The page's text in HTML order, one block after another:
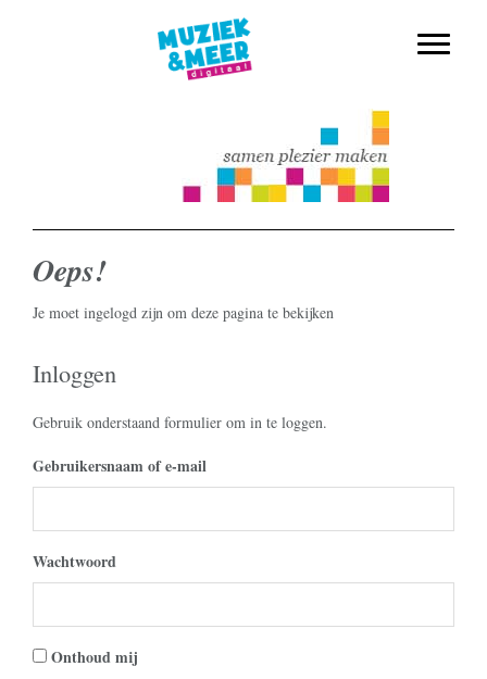
Toggle
Muziek & Meer Digitaal
Oeps!
Je moet ingelogd zijn om deze pagina te bekijken
Inloggen
Gebruik onderstaand formulier om in te loggen.
Username or Email
Wachtwoord
Onthoud mij